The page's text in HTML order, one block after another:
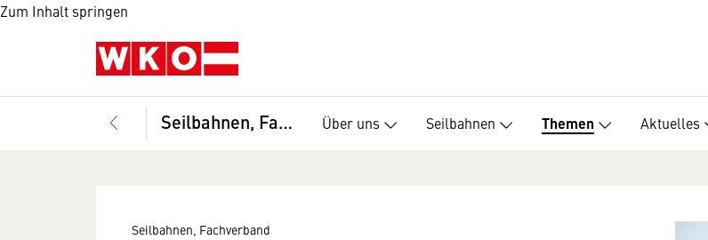
Zum Inhalt springen
Seilbahnen, Fachverband Über uns Seilbahnen Themen Aktuelles
Seilbahnen, Fachverband